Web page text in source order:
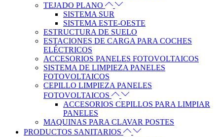
TEJADO PLANO
SISTEMA SUR
SISTEMA ESTE-OESTE
ESTRUCTURA DE SUELO
ESTACIONES DE CARGA PARA COCHES
ELÉCTRICOS
ACCESORIOS PANELES FOTOVOLTAICOS
SISTEMA DE LIMPIEZA PANELES
FOTOVOLTAICOS
CEPILLO LIMPIEZA PANELES
FOTOVOLTAICOS
ACCESORIOS CEPILLOS PARA LIMPIAR
PANELES
MAQUINAS PARA CLAVAR POSTES
PRODUCTOS SANITARIOS